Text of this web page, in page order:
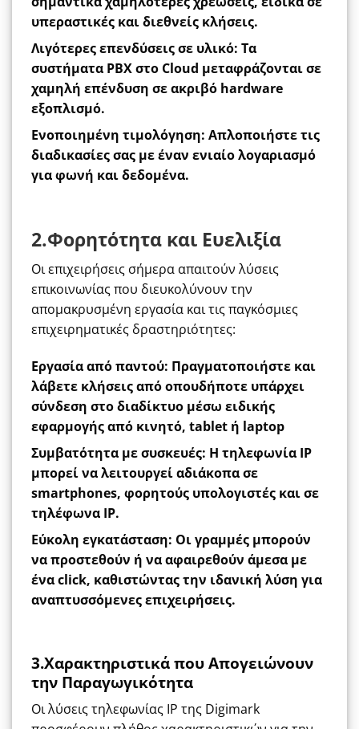
υπεραστικές και διεθνείς κλήσεις.
Λιγότερες επενδύσεις σε υλικό: Τα
συστήματα PBX στο Cloud μεταφράζονται σε
χαμηλή επένδυση σε ακριβό hardware
εξοπλισμό.
Ενοποιημένη τιμολόγηση: Απλοποιήστε τις
διαδικασίες σας με έναν ενιαίο λογαριασμό
για φωνή και δεδομένα.
2.Φορητότητα και Ευελιξία
Οι επιχειρήσεις σήμερα απαιτούν λύσεις
επικοινωνίας που διευκολύνουν την
απομακρυσμένη εργασία και τις παγκόσμιες
επιχειρηματικές δραστηριότητες:
Εργασία από παντού: Πραγματοποιήστε και
λάβετε κλήσεις από οπουδήποτε υπάρχει
σύνδεση στο διαδίκτυο μέσω ειδικής
εφαρμογής από κινητό, tablet ή laptop
Συμβατότητα με συσκευές: Η τηλεφωνία IP
μπορεί να λειτουργεί αδιάκοπα σε
smartphones, φορητούς υπολογιστές και σε
τηλέφωνα IP.
Εύκολη εγκατάσταση: Οι γραμμές μπορούν
να προστεθούν ή να αφαιρεθούν άμεσα με
ένα click, καθιστώντας την ιδανική λύση για
αναπτυσσόμενες επιχειρήσεις.
3.Χαρακτηριστικά που Απογειώνουν
την Παραγωγικότητα
Οι λύσεις τηλεφωνίας IP της Digimark